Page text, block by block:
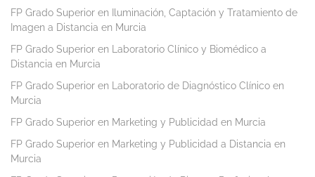
FP Grado Superior en Iluminación, Captación y Tratamiento de
Imagen a Distancia en Murcia
FP Grado Superior en Laboratorio Clínico y Biomédico a
Distancia en Murcia
FP Grado Superior en Laboratorio de Diagnóstico Clínico en
Murcia
FP Grado Superior en Marketing y Publicidad en Murcia
FP Grado Superior en Marketing y Publicidad a Distancia en
Murcia